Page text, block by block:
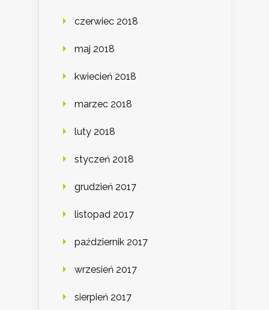
czerwiec 2018
maj 2018
kwiecień 2018
marzec 2018
luty 2018
styczeń 2018
grudzień 2017
listopad 2017
październik 2017
wrzesień 2017
sierpień 2017